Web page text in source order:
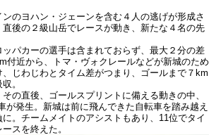
のヨハン・ジェーンを含む４人の逃げが形成さ
後の２級山岳でレースが動き、新たな４名の先
パカーの選手は含まれておらず、最大２分の差
付近から、トマ・ヴォクレールなどが新城のため
じわじわとタイム差がつまり、ゴールまで７km
。
の直後、ゴールスプリントに備える動きの中、
が発生。新城は前に飛んできた自転車を踏み越え
。チームメイトのアシストもあり、11位でタイ
スを終えた。